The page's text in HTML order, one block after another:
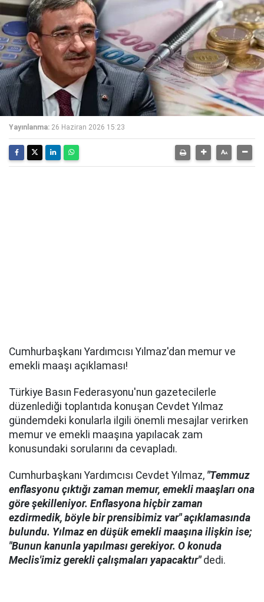
Yayınlanma: 26 Haziran 2026 15:23
Cumhurbaşkanı Yardımcısı Yılmaz'dan memur ve
emekli maaşı açıklaması!
Türkiye Basın Federasyonu'nun gazetecilerle
düzenlediği toplantıda konuşan Cevdet Yılmaz
gündemdeki konularla ilgili önemli mesajlar verirken
memur ve emekli maaşına yapılacak zam
konusundaki sorularını da cevapladı.
Cumhurbaşkanı Yardımcısı Cevdet Yılmaz, "Temmuz
enflasyonu çıktığı zaman memur, emekli maaşları ona
göre şekilleniyor. Enflasyona hiçbir zaman
ezdirmedik, böyle bir prensibimiz var" açıklamasında
bulundu. Yılmaz en düşük emekli maaşına ilişkin ise;
"Bunun kanunla yapılması gerekiyor. O konuda
Meclis'imiz gerekli çalışmaları yapacaktır"dedi.